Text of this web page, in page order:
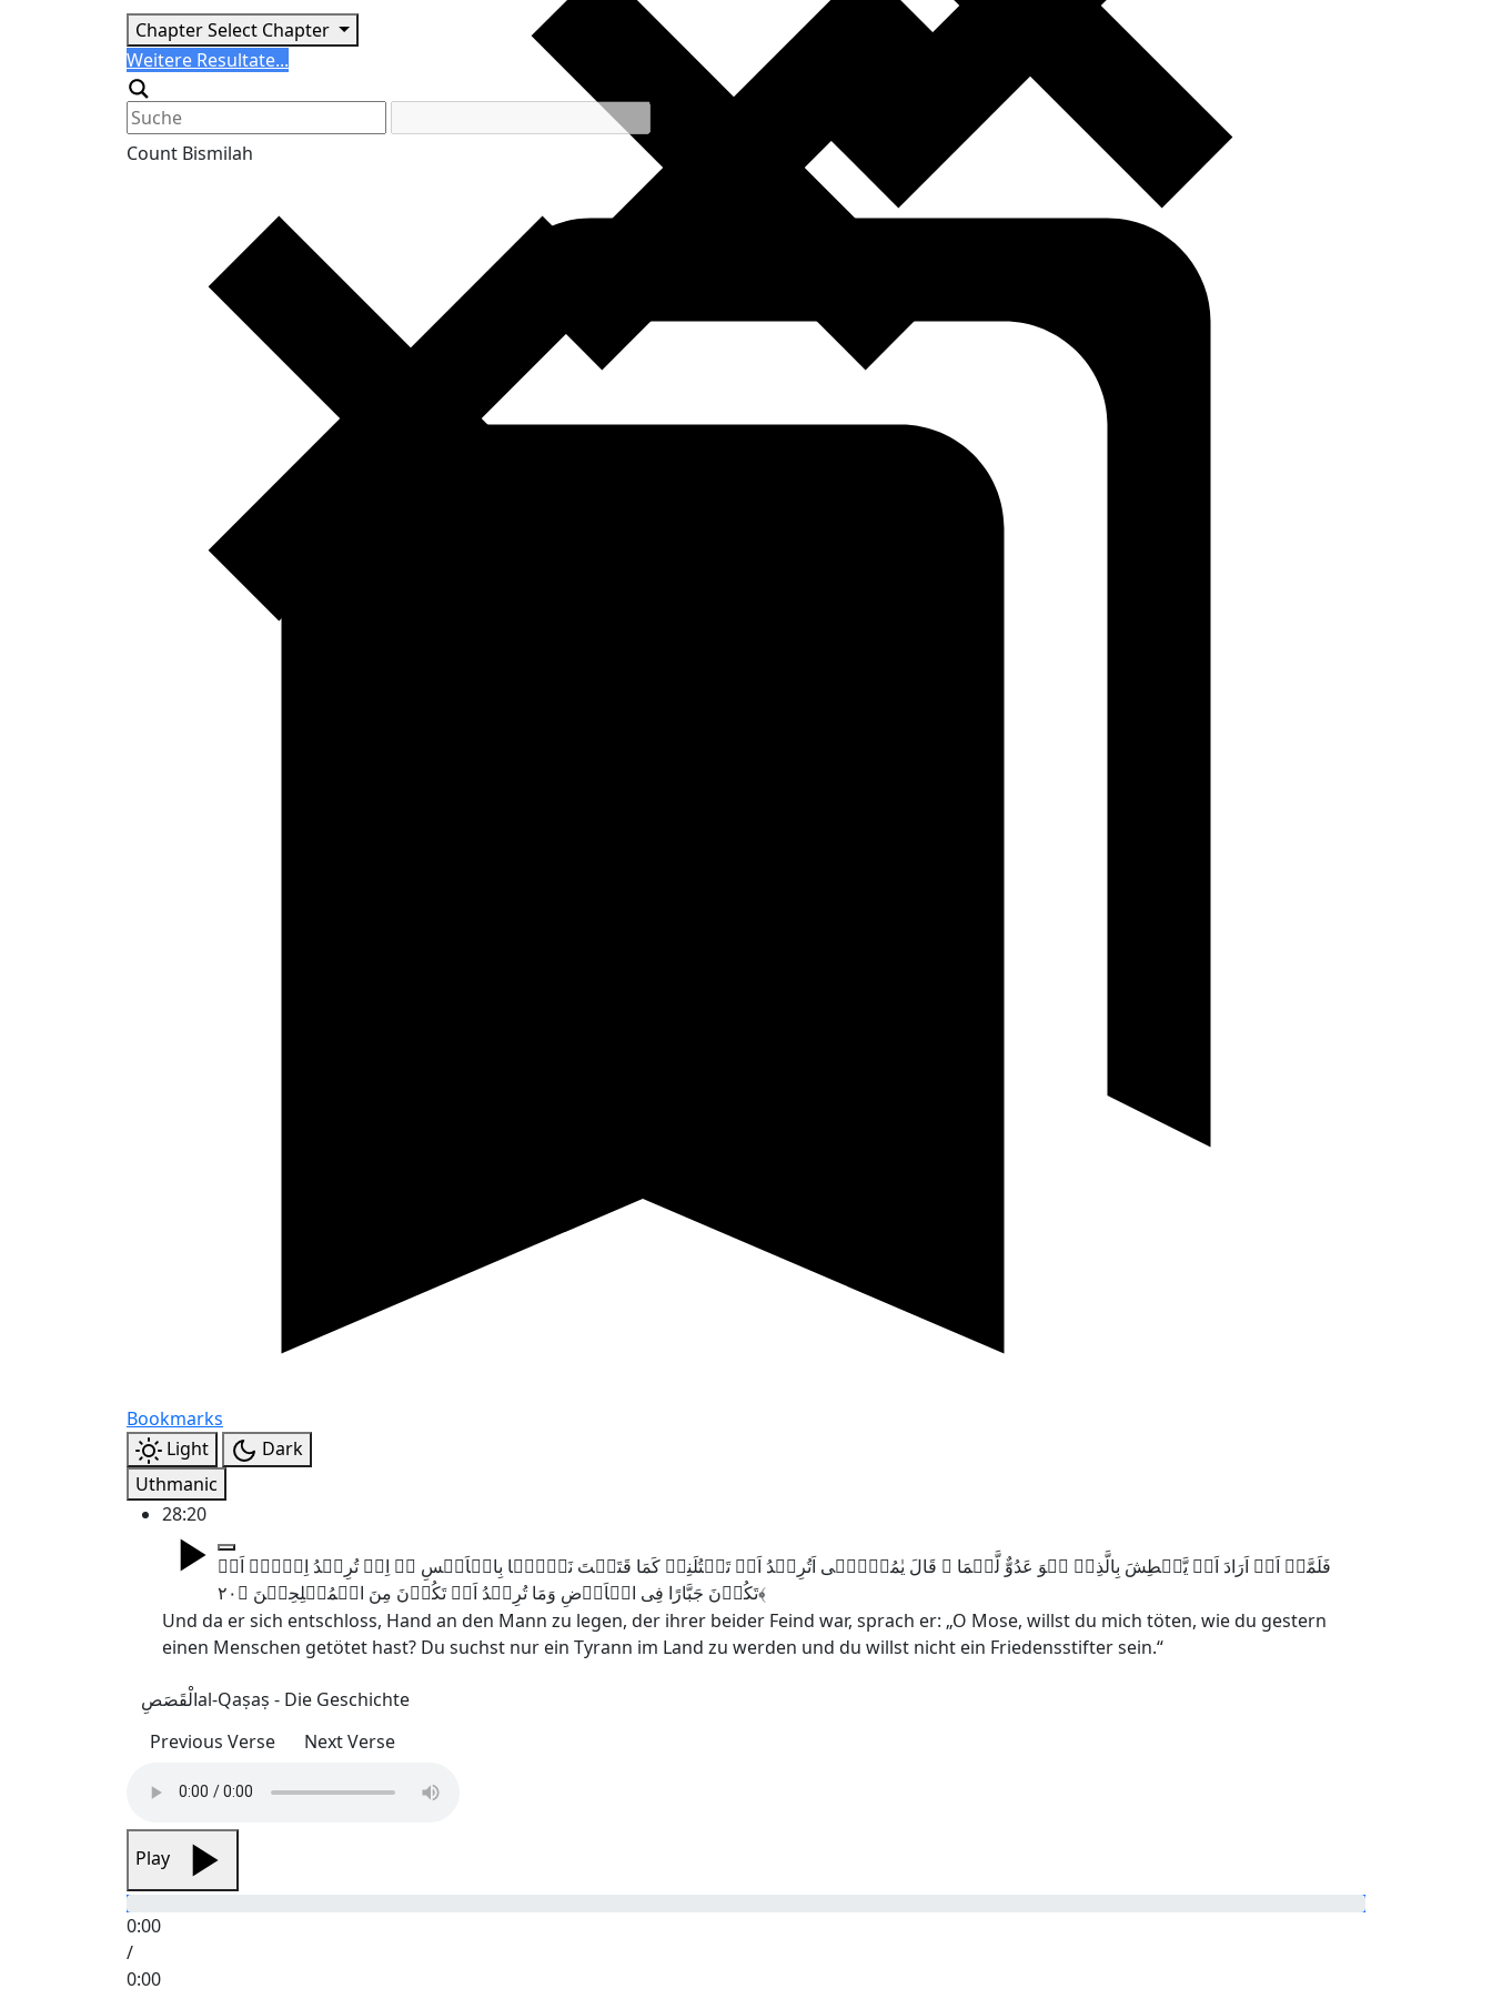
ChapterSelect Chapter
Search
Weitere Resultate...
Generic filters
Count Bismilah
Bookmarks
Light
Dark
Uthmanic
28:20
فَلَمَّاۤ اَنۡ اَرَادَ اَنۡ یَّبۡطِشَ بِالَّذِیۡ ہُوَ عَدُوٌّ لَّہُمَا ۙ قَالَ یٰمُوۡسٰۤی اَتُرِیۡدُ اَنۡ تَقۡتُلَنِیۡ کَمَا قَتَلۡتَ نَفۡسًۢا بِالۡاَمۡسِ ٭ۖ اِنۡ تُرِیۡدُ اِلَّاۤ اَنۡ
تَکُوۡنَ جَبَّارًا فِی الۡاَرۡضِ وَمَا تُرِیۡدُ اَنۡ تَکُوۡنَ مِنَ الۡمُصۡلِحِیۡنَ ﴿۲۰﴾
Und da er sich entschloss, Hand an den Mann zu legen, der ihrer beider Feind war, sprach er: „O Mose, willst du mich töten, wie du gestern
einen Menschen getötet hast? Du suchst nur ein Tyrann im Land zu werden und du willst nicht ein Friedensstifter sein.“
الْقَصَصِal-Qaṣaṣ - Die Geschichte
Previous Verse
Next Verse
Play
0:00
/
0:00